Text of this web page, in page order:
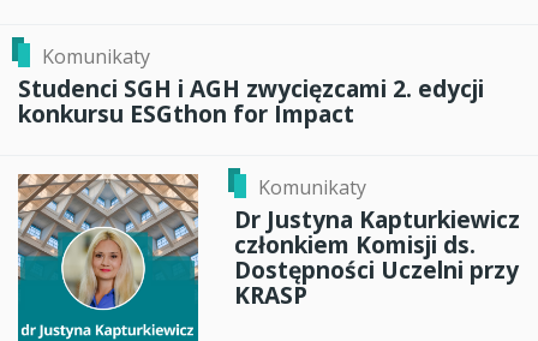
Komunikaty
Studenci SGH i AGH zwycięzcami 2. edycji
konkursu ESGthon for Impact
Komunikaty
Dr Justyna Kapturkiewicz
członkiem Komisji ds.
Dostępności Uczelni przy
KRASP